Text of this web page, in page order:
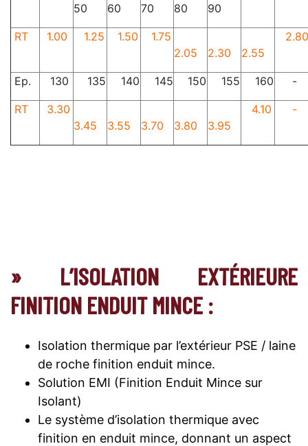
50
60 70 80 90
RT 1.00 1.25 1.50
1.75
2.05
2.30 2.55
2.80
Ep. 130 135 140 145 150 155 160 -
RT
3.30
3.45
3.55 3.70 3.80 3.95
4.10 -
» L’ISOLATION EXTÉRIEURE
FINITION ENDUIT MINCE :
Isolation thermique par l’extérieur PSE / laine
de roche finition enduit mince.
Solution EMI (Finition Enduit Mince sur
Isolant)
Le système d’isolation thermique avec
finition en enduit mince, donnant un aspect